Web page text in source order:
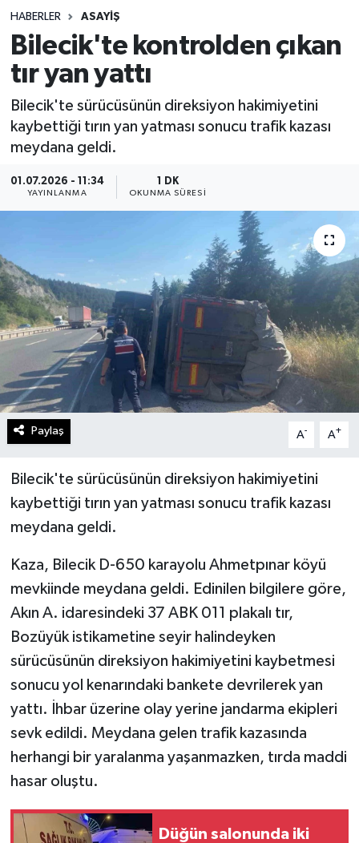
HABERLER ASAYIŞ
Bilecik'te kontrolden çıkan
tır yan yattı
Bilecik'te sürücüsünün direksiyon hakimiyetini
kaybettiği tırın yan yatması sonucu trafik kazası
meydana geldi.
01.07.2026 - 11:34
YAYINLANMA
1 DK
OKUNMA SÜRESI
Paylaş A- A+
Bilecik'te sürücüsünün direksiyon hakimiyetini
kaybettiği tırın yan yatması sonucu trafik kazası
meydana geldi.
Kaza, Bilecik D-650 karayolu Ahmetpınar köyü
mevkiinde meydana geldi. Edinilen bilgilere göre,
Akın A. idaresindeki 37 ABK 011 plakalı tır,
Bozüyük istikametine seyir halindeyken
sürücüsünün direksiyon hakimiyetini kaybetmesi
sonucu yol kenarındaki bankete devrilerek yan
yattı. İhbar üzerine olay yerine jandarma ekipleri
sevk edildi. Meydana gelen trafik kazasında
herhangi bir yaralanma yaşanmazken, tırda maddi
hasar oluştu.
Düğün salonunda iki
Spor
Teknoloji
Yaşam